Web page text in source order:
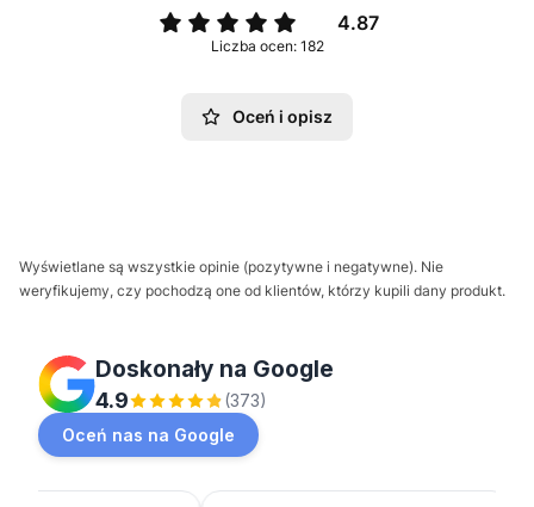
4.87
Liczba ocen: 182
Oceń i opisz
Wyświetlane są wszystkie opinie (pozytywne i negatywne). Nie
weryfikujemy, czy pochodzą one od klientów, którzy kupili dany produkt.